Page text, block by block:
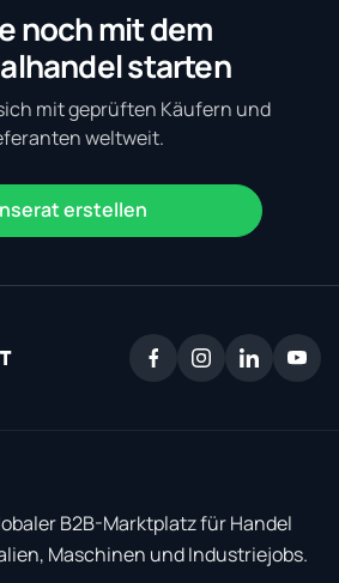
noch mit dem
starten
mit geprüften Käufern und
weltweit.
erstellen
B2B-Marktplatz für Handel
Maschinen und Industriejobs.